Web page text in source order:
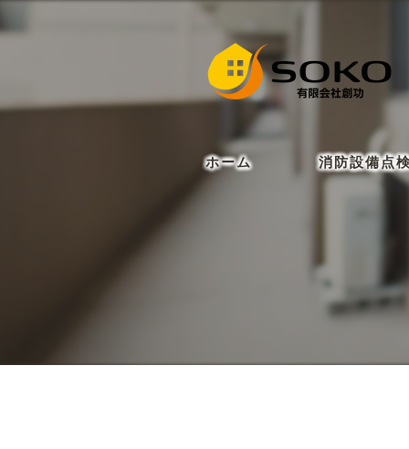
ホーム 消防設備点